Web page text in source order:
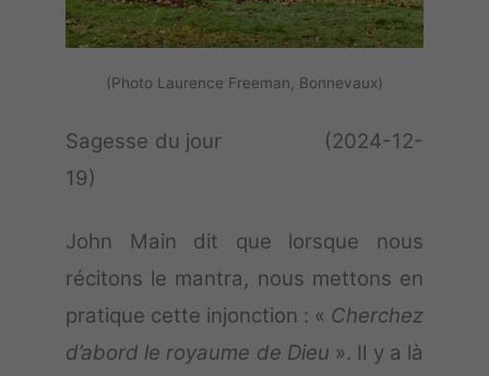
(Photo Laurence Freeman, Bonnevaux)
Sagesse du jour (2024-12-
19)
John Main dit que lorsque nous
récitons le mantra, nous mettons en
pratique cette injonction : « Cherchez
d’abord le royaume de Dieu ». Il y a là